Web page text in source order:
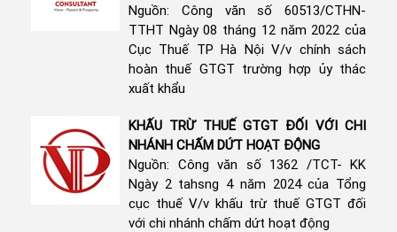
Nguồn: Công văn số 60513/CTHN-
TTHT Ngày 08 tháng 12 năm 2022 của
Cục Thuế TP Hà Nội V/v chính sách
hoàn thuế GTGT trường hợp ủy thác
xuất khẩu
KHẤU TRỪ THUẾ GTGT ĐỐI VỚI CHI
NHÁNH CHẤM DỨT HOẠT ĐỘNG
Nguồn: Công văn số 1362 /TCT- KK
Ngày 2 tahsng 4 năm 2024 của Tổng
cục thuế V/v khấu trừ thuế GTGT đối
với chi nhánh chấm dứt hoạt động